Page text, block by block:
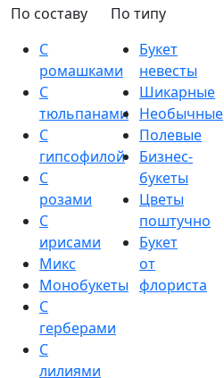
По составу
С
ромашками
С
тюльпанами
С
гипсофилой
С
розами
С
ирисами
Микс
Монобукеты
С
герберами
С
лилиями
По типу
Букет
невесты
Шикарные
Необычные
Полевые
Бизнес-
букеты
Цветы
поштучно
Букет
от
флориста